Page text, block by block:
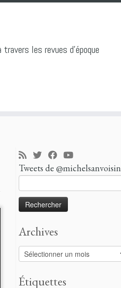
les revues d'époque
Tweets de @michelsanvoisin
Archives
Archives
Étiquettes